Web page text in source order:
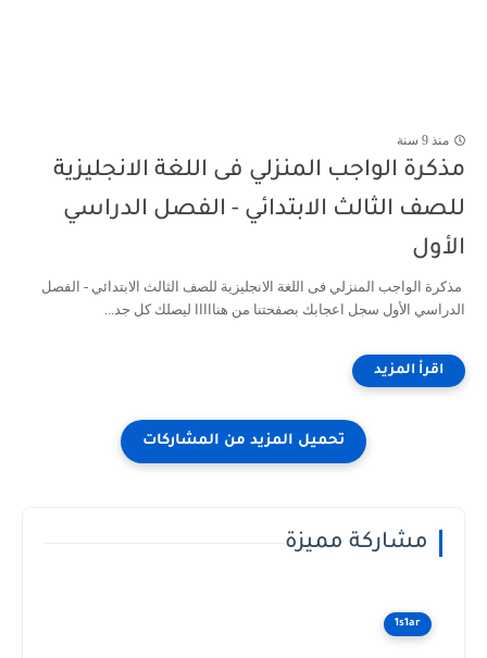
منذ 9 سنة
مذكرة الواجب المنزلي فى اللغة الانجليزية
للصف الثالث الابتدائي - الفصل الدراسي
الأول
مذكرة الواجب المنزلي فى اللغة الانجليزية للصف الثالث الابتدائي - الفصل
الدراسي الأول سجل اعجابك بصفحتنا من هنااااا ليصلك كل جد...
مشاركة مميزة
1s1ar